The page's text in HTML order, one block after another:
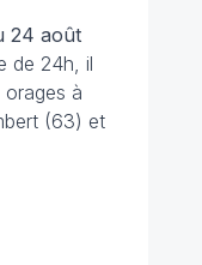
24 août
de 24h, il
orages à
(63) et